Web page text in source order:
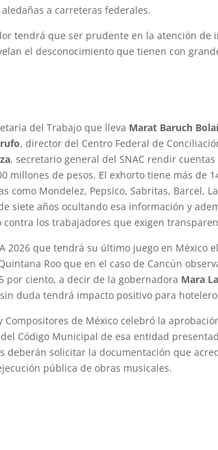
a carreteras federales.
tendrá que ser prudente en la atención
el desconocimiento que tienen con
del Trabajo que lleva Marat Baruch
, director del Centro Federal de
, secretario general del SNAC rendir
millones de pesos. El exhorto tiene más de
como Mondelez, Pepsico, Sabritas, Barcel,
siete años ocultando esa información y
los trabajadores que exigen
2026 que tendrá su último juego en México
Roo que en el caso de Cancún
por ciento, a decir de la gobernadora Mara
duda tendrá impacto positivo para
Compositores de México celebró la
Código Municipal de esa entidad
deberán solicitar la documentación que
pública de obras musicales.